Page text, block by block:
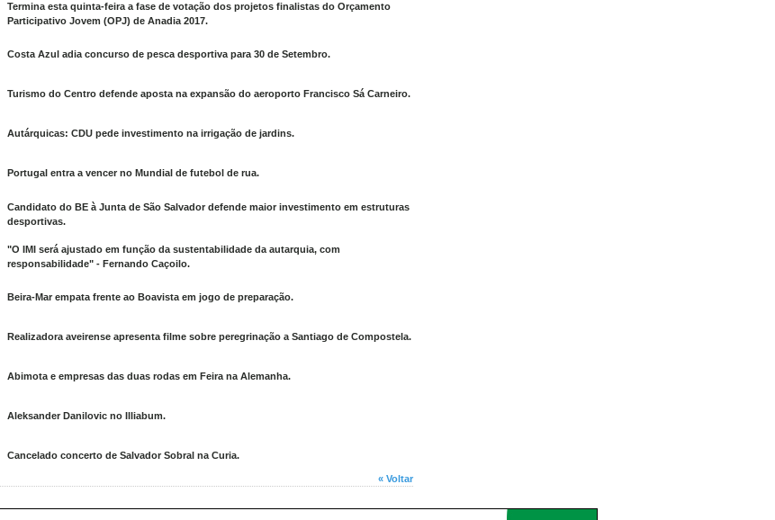
Termina esta quinta-feira a fase de votação dos projetos finalistas do Orçamento
Participativo Jovem (OPJ) de Anadia 2017.
Costa Azul adia concurso de pesca desportiva para 30 de Setembro.
Turismo do Centro defende aposta na expansão do aeroporto Francisco Sá Carneiro.
Autárquicas: CDU pede investimento na irrigação de jardins.
Portugal entra a vencer no Mundial de futebol de rua.
Candidato do BE à Junta de São Salvador defende maior investimento em estruturas
desportivas.
"O IMI será ajustado em função da sustentabilidade da autarquia, com
responsabilidade" - Fernando Caçoilo.
Beira-Mar empata frente ao Boavista em jogo de preparação.
Realizadora aveirense apresenta filme sobre peregrinação a Santiago de Compostela.
Abimota e empresas das duas rodas em Feira na Alemanha.
Aleksander Danilovic no Illiabum.
Cancelado concerto de Salvador Sobral na Curia.
« Voltar